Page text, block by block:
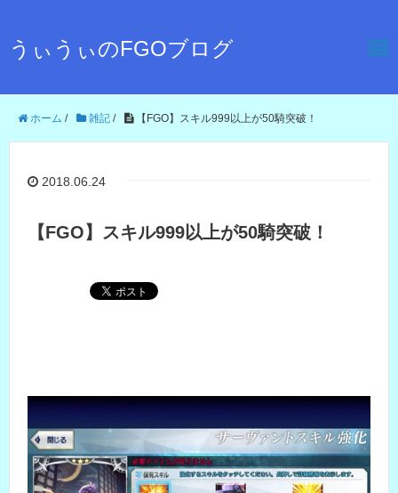
うぃうぃのFGOブログ
ホーム / 雑記 / 【FGO】スキル999以上が50騎突破！
2018.06.24
【FGO】スキル999以上が50騎突破！